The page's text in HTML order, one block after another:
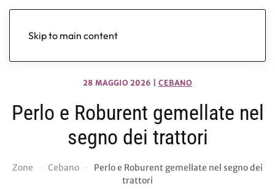
Skip to main content
28 MAGGIO 2026 CEBANO
Perlo e Roburent gemellate nel
segno dei trattori
Zone Cebano
Perlo e Roburent gemellate nel segno dei
trattori